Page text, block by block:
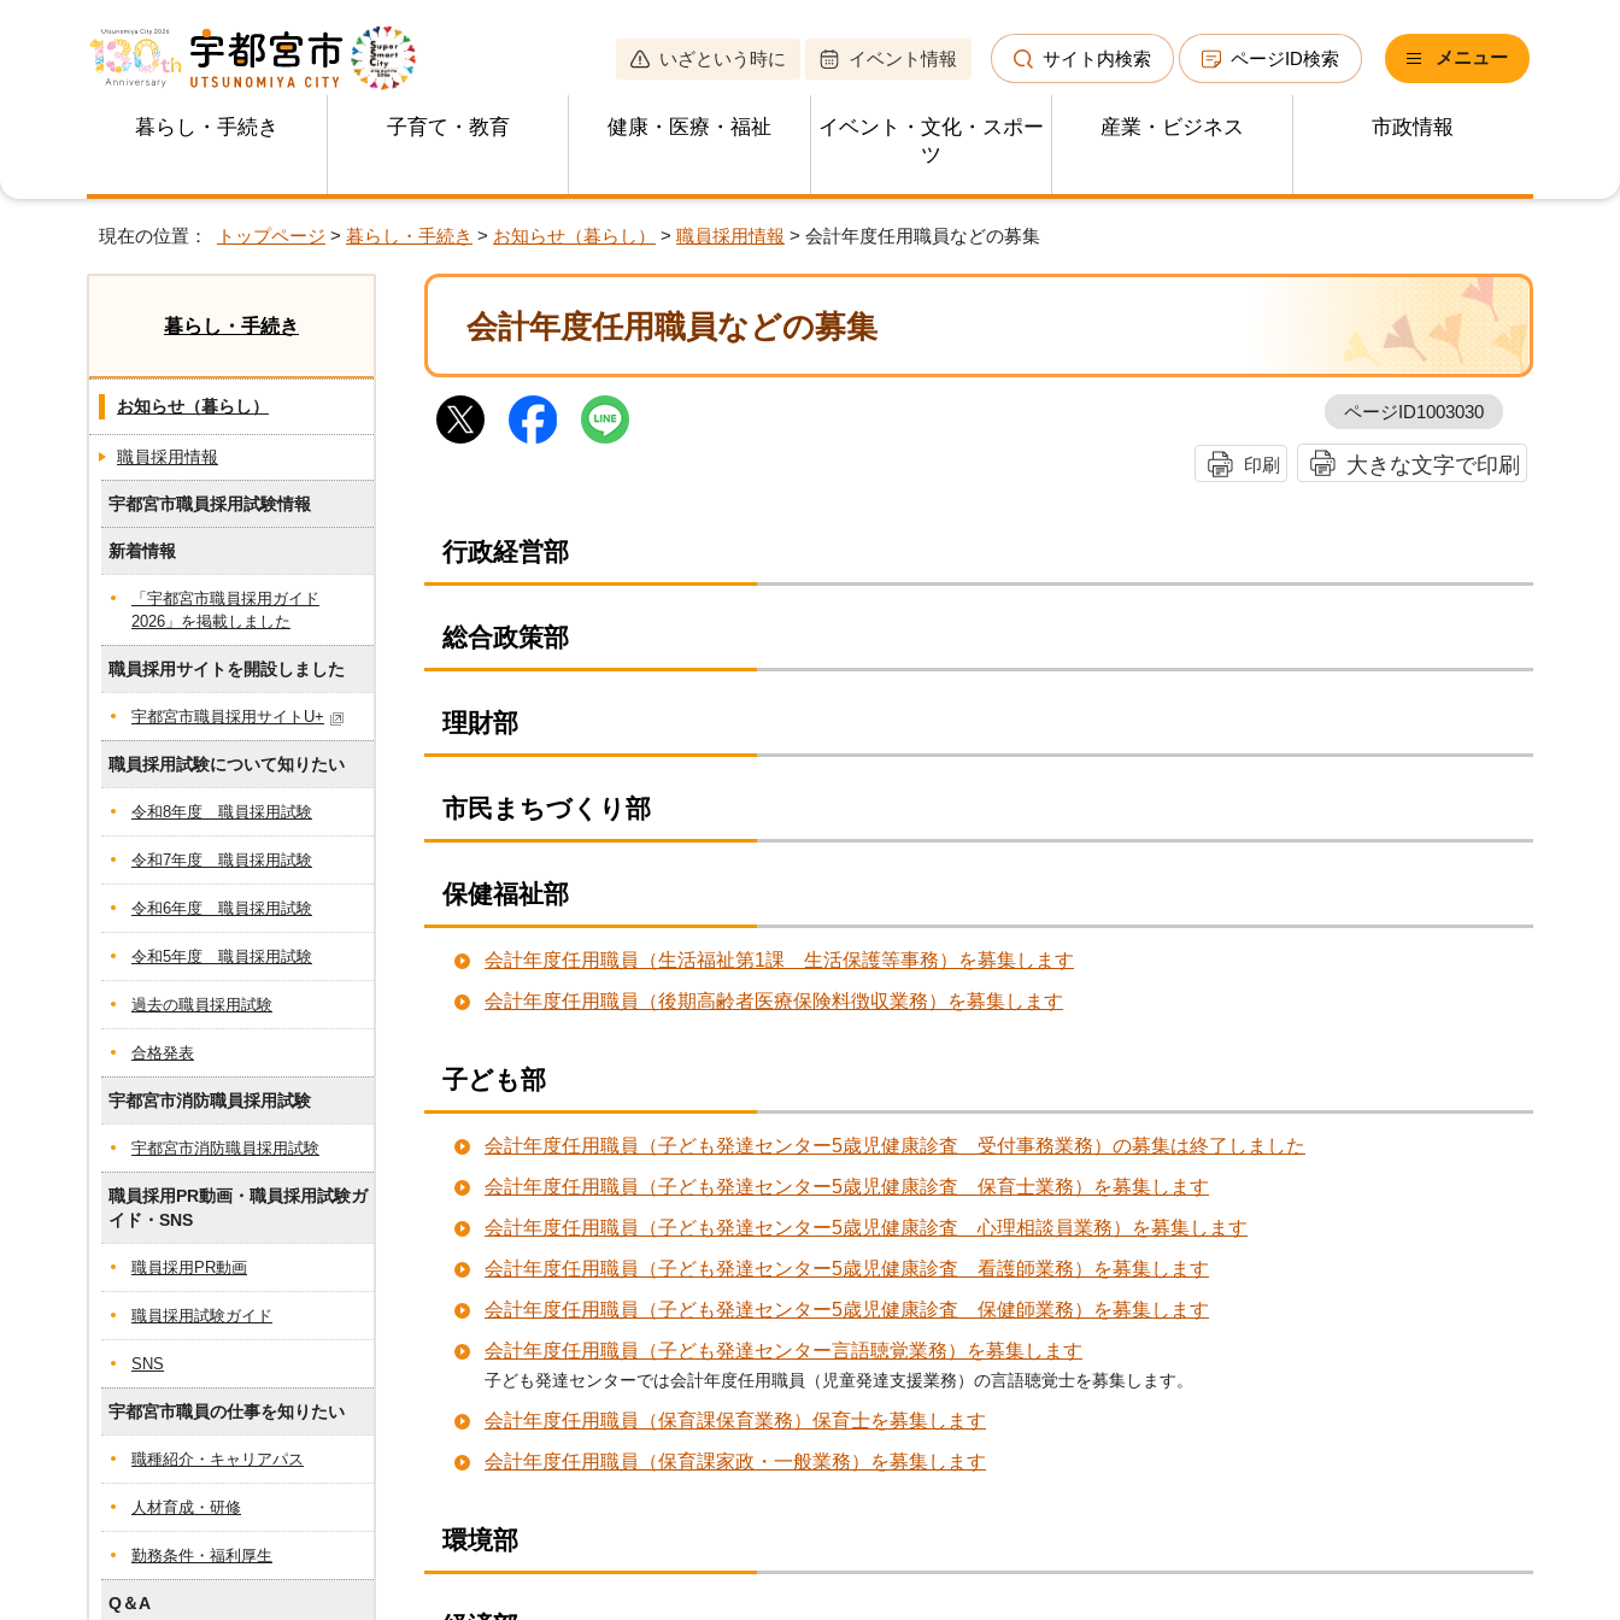
いざという時に イベント情報 サイト内検索 ページID検索 メニュー
暮らし・手続き 子育て・教育 健康・医療・福祉
イベント・文化・スポー
ツ
産業・ビジネス 市政情報
現在の位置： トップページ > 暮らし・手続き > お知らせ（暮らし） > 職員採用情報 > 会計年度任用職員などの募集
会計年度任用職員などの募集
ページID1003030
印刷 大きな文字で印刷
行政経営部
総合政策部
理財部
市民まちづくり部
保健福祉部
会計年度任用職員（生活福祉第1課 生活保護等事務）を募集します
会計年度任用職員（後期高齢者医療保険料徴収業務）を募集します
子ども部
会計年度任用職員（子ども発達センター5歳児健康診査 受付事務業務）の募集は終了しました
会計年度任用職員（子ども発達センター5歳児健康診査 保育士業務）を募集します
会計年度任用職員（子ども発達センター5歳児健康診査 心理相談員業務）を募集します
会計年度任用職員（子ども発達センター5歳児健康診査 看護師業務）を募集します
会計年度任用職員（子ども発達センター5歳児健康診査 保健師業務）を募集します
会計年度任用職員（子ども発達センター言語聴覚業務）を募集します
子ども発達センターでは会計年度任用職員（児童発達支援業務）の言語聴覚士を募集します。
会計年度任用職員（保育課保育業務）保育士を募集します
会計年度任用職員（保育課家政・一般業務）を募集します
環境部
暮らし・手続き
お知らせ（暮らし）
職員採用情報
宇都宮市職員採用試験情報
新着情報
「宇都宮市職員採用ガイド
2026」を掲載しました
職員採用サイトを開設しました
宇都宮市職員採用サイトU+
職員採用試験について知りたい
令和8年度 職員採用試験
令和7年度 職員採用試験
令和6年度 職員採用試験
令和5年度 職員採用試験
過去の職員採用試験
合格発表
宇都宮市消防職員採用試験
宇都宮市消防職員採用試験
職員採用PR動画・職員採用試験ガ
イド・SNS
職員採用PR動画
職員採用試験ガイド
SNS
宇都宮市職員の仕事を知りたい
職種紹介・キャリアパス
人材育成・研修
勤務条件・福利厚生
Q＆A